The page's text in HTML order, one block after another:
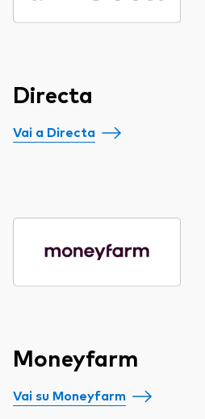
Directa
Vai a Directa
Moneyfarm
Vai su Moneyfarm